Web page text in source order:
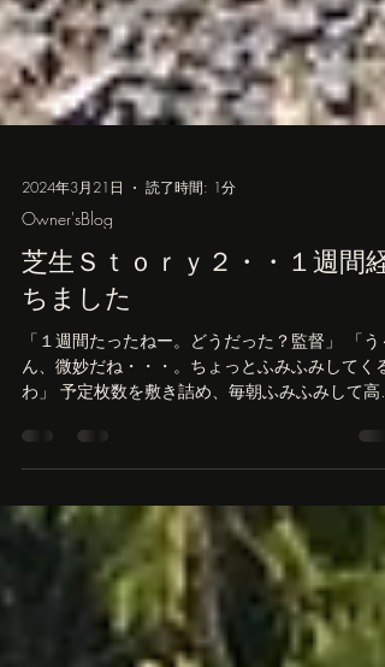
2024年3月21日 読了時間: 1分
Owner'sBlog
芝生Ｓｔｏｒｙ２・・１週間経
ちました
ん、微妙だね・・・。ちょっとふみふみしてくる
わ」 予定枚数を敷き詰め、毎朝ふみふみして高低
は左から右へ、奥から手前へ。 一枚一枚の中でも
沈んだり浮いたりしてるので、一枚一枚踏んで確